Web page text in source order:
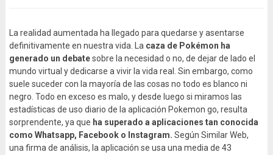
La realidad aumentada ha llegado para quedarse y asentarse
definitivamente en nuestra vida. La caza de Pokémon ha
generado un debatesobre la necesidad o no, de dejar de lado el
mundo virtual y dedicarse a vivir la vida real. Sin embargo, como
suele suceder con la mayoría de las cosas no todo es blanco ni
negro. Todo en exceso es malo, y desde luego si miramos las
estadísticas de uso diario de la aplicación Pokemon go, resulta
sorprendente, ya que ha superado a aplicaciones tan conocida
como Whatsapp, Facebook o Instagram. Según Similar Web,
una firma de análisis, la aplicación se usa una media de 43